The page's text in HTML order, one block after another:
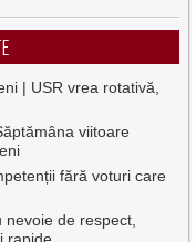
| USR vrea rotativă,
viitoare
fără voturi care
de respect,